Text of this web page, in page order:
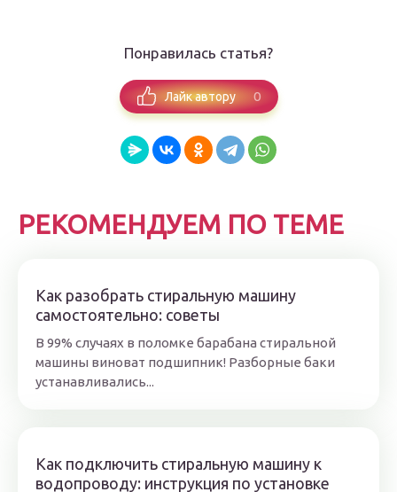
Понравилась статья?
Лайк автору 0
РЕКОМЕНДУЕМ ПО ТЕМЕ
Как разобрать стиральную машину
самостоятельно: советы
В 99% случаях в поломке барабана стиральной
машины виноват подшипник! Разборные баки
устанавливались...
Как подключить стиральную машину к
водопроводу: инструкция по установке